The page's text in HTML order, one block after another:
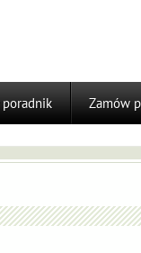
poradnik Zamów